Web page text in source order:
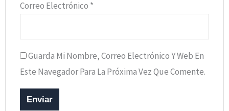
Correo Electrónico *
Guarda Mi Nombre, Correo Electrónico Y Web En
Este Navegador Para La Próxima Vez Que Comente.